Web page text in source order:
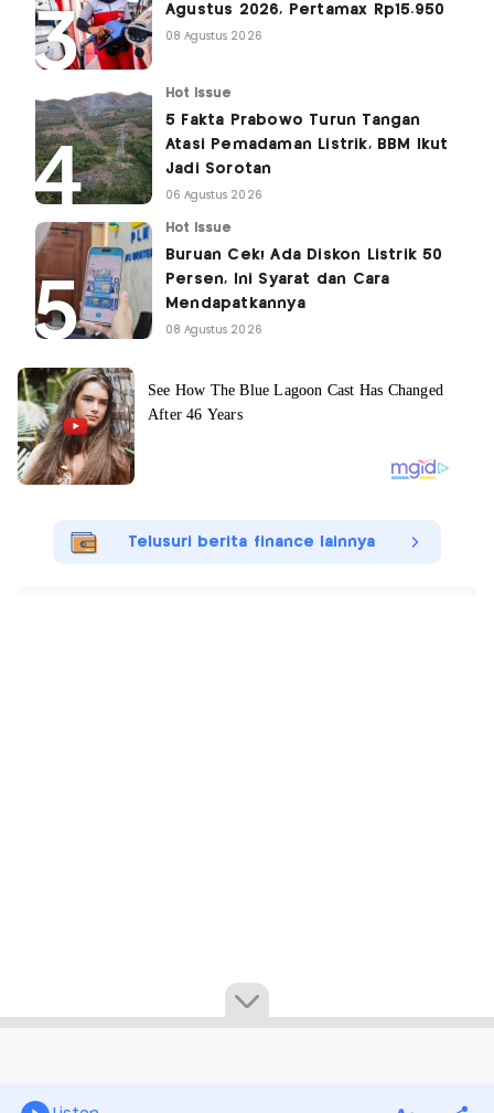
Agustus 2026, Pertamax Rp15.950
08 Agustus 2026
Hot Issue
5 Fakta Prabowo Turun Tangan
Atasi Pemadaman Listrik, BBM Ikut
Jadi Sorotan
06 Agustus 2026
Hot Issue
Buruan Cek! Ada Diskon Listrik 50
Persen, Ini Syarat dan Cara
Mendapatkannya
08 Agustus 2026
Telusuri berita finance lainnya